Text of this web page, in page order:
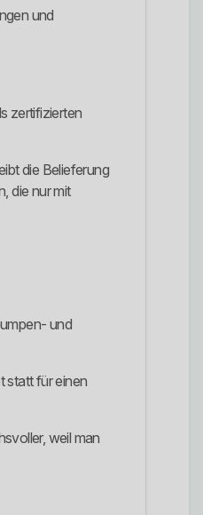
und
zertifizierten
die Belieferung
die nur mit
und
statt für einen
weil man